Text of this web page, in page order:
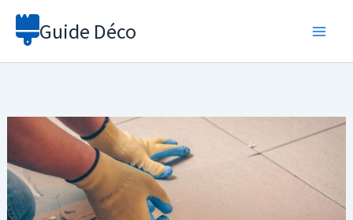
Aller
Guide Déco